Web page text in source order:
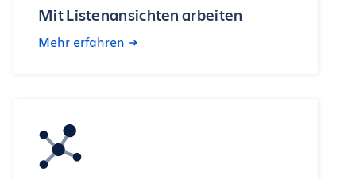
Mit Listenansichten arbeiten
Mehr erfahren